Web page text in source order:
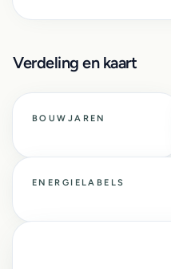
Verdeling en kaart
BOUWJAREN
ENERGIELABELS